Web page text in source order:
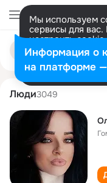
Мы используем
сервисы для вас.
настроить
представитель.
Разрешить все
Поиск
людям
olesya
Люди3049
Информация о
на платформе